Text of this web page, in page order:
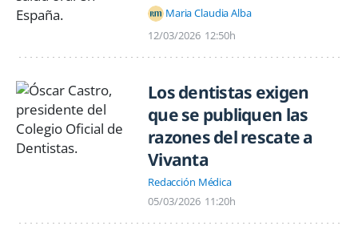
Maria Claudia Alba
12/03/2026 12:50h
Los dentistas exigen
que se publiquen las
razones del rescate a
Vivanta
Redacción Médica
05/03/2026 11:20h